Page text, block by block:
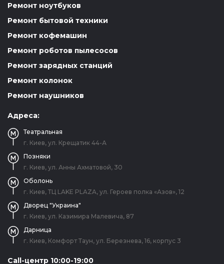
Ремонт ноутбуков
Ремонт бытовой техники
Ремонт кофемашин
Ремонт роботов пылесосов
Ремонт зарядных станций
Ремонт колонок
Ремонт наушников
Адреса:
Театральная
г. Киев, ул. Крещатик 44-А
Позняки
г. Киев, ул. Анны Ахматовой, 30
Оболонь
г. Киев, ТЦ LAKE PLAZA, ул. Героев полка «Азов», 12
Дворец "Украина"
г. Киев, ул. Казимира Малевича, 87
Дарница
г. Киев, Комфорт Таун, ул. Березнева, 16, корпус 3
Call-центр 10:00-19:00